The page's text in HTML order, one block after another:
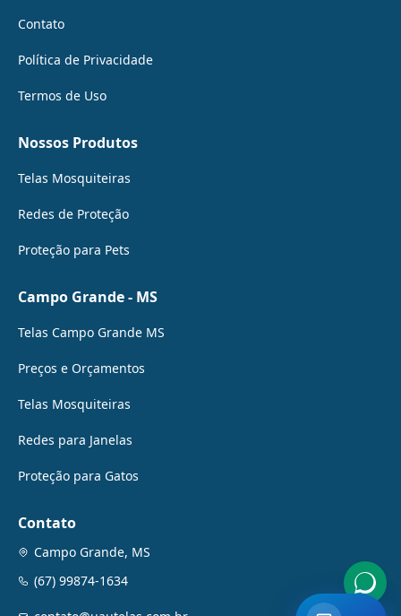
Contato
Política de Privacidade
Termos de Uso
Nossos Produtos
Telas Mosquiteiras
Redes de Proteção
Proteção para Pets
Campo Grande - MS
Telas Campo Grande MS
Preços e Orçamentos
Telas Mosquiteiras
Redes para Janelas
Proteção para Gatos
Contato
Campo Grande, MS
(67) 99874-1634